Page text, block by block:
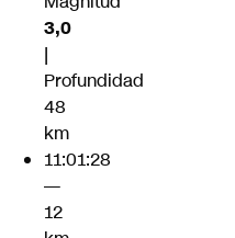
3,0
|
Profundidad
48
km
11:01:28
—
12